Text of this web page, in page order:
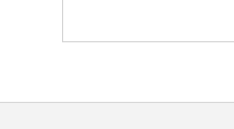
물 피해 속출